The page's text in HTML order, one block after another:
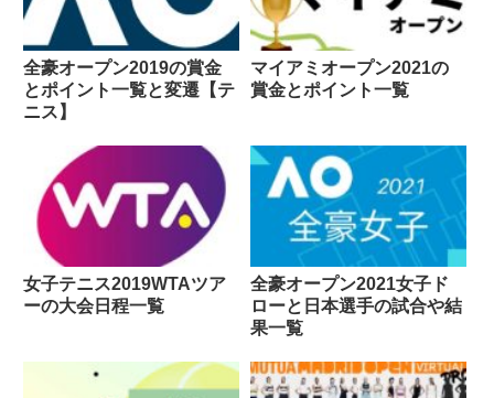
全豪オープン2019の賞金
とポイント一覧と変遷【テ
ニス】
マイアミオープン2021の
賞金とポイント一覧
女子テニス2019WTAツア
ーの大会日程一覧
全豪オープン2021女子ド
ローと日本選手の試合や結
果一覧